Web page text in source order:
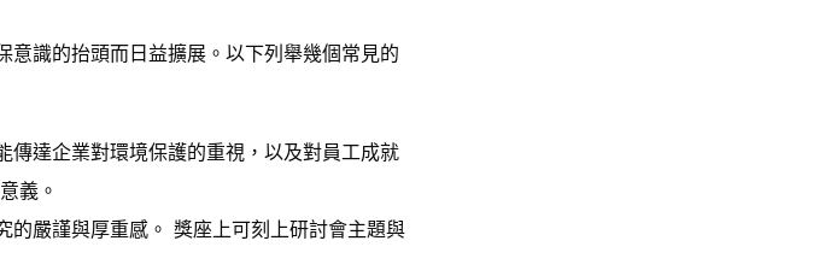
識的抬頭而日益擴展。以下列舉幾個常見的
傳達企業對環境保護的重視，以及對員工成就
義。
的嚴謹與厚重感。 獎座上可刻上研討會主題與